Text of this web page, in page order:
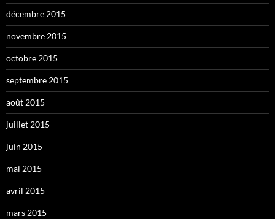
décembre 2015
novembre 2015
octobre 2015
septembre 2015
août 2015
juillet 2015
juin 2015
mai 2015
avril 2015
mars 2015